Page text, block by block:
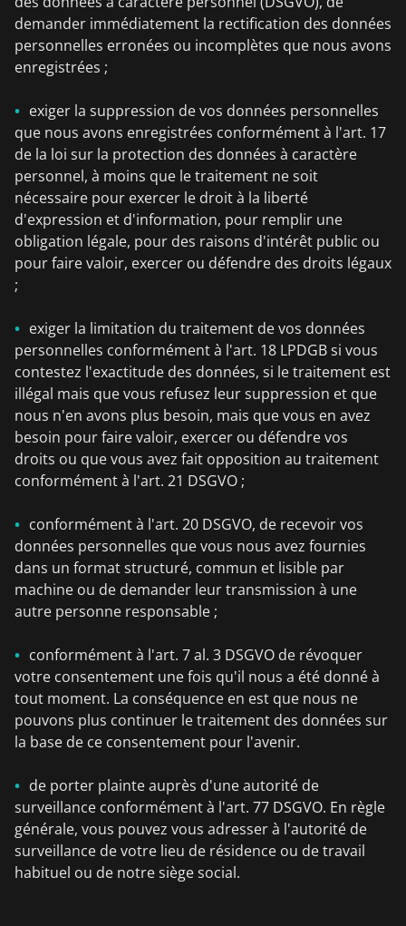
demander immédiatement la rectification des données
personnelles erronées ou incomplètes que nous avons
enregistrées ;
exiger la suppression de vos données personnelles
que nous avons enregistrées conformément à l'art. 17
de la loi sur la protection des données à caractère
personnel, à moins que le traitement ne soit
nécessaire pour exercer le droit à la liberté
d'expression et d'information, pour remplir une
obligation légale, pour des raisons d'intérêt public ou
pour faire valoir, exercer ou défendre des droits légaux
;
exiger la limitation du traitement de vos données
personnelles conformément à l'art. 18 LPDGB si vous
contestez l'exactitude des données, si le traitement est
illégal mais que vous refusez leur suppression et que
nous n'en avons plus besoin, mais que vous en avez
besoin pour faire valoir, exercer ou défendre vos
droits ou que vous avez fait opposition au traitement
conformément à l'art. 21 DSGVO ;
conformément à l'art. 20 DSGVO, de recevoir vos
données personnelles que vous nous avez fournies
dans un format structuré, commun et lisible par
machine ou de demander leur transmission à une
autre personne responsable ;
conformément à l'art. 7 al. 3 DSGVO de révoquer
votre consentement une fois qu'il nous a été donné à
tout moment. La conséquence en est que nous ne
pouvons plus continuer le traitement des données sur
la base de ce consentement pour l'avenir.
de porter plainte auprès d'une autorité de
surveillance conformément à l'art. 77 DSGVO. En règle
générale, vous pouvez vous adresser à l'autorité de
surveillance de votre lieu de résidence ou de travail
habituel ou de notre siège social.